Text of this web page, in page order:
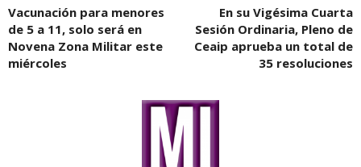
Vacunación para menores
de 5 a 11, solo será en
Novena Zona Militar este
miércoles
En su Vigésima Cuarta
Sesión Ordinaria, Pleno de
Ceaip aprueba un total de
35 resoluciones